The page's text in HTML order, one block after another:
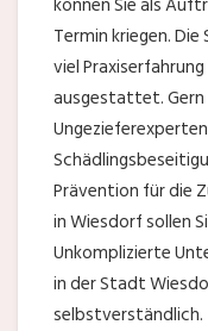
Termin kriegen.
viel
ausgestattet.
Prävention für die
in Wiesdorf sollen
Unkomplizierte
in der Stadt
selbstverständlich.